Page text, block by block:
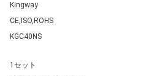
Kingway
CE,ISO,ROHS
KGC40NS
1セット